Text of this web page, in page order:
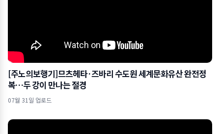
[주노의보행기]므츠헤타·즈바리 수도원 세계문화유산 완전정
복…두 강이 만나는 절경
07월 31일 업로드